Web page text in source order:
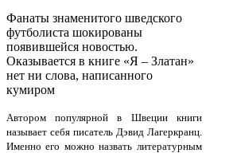
Фанаты знаменитого шведского
футболиста шокированы
появившейся новостью.
Оказывается в книге «Я – Златан»
нет ни слова, написанного
кумиром
Автором популярной в Швеции книги
называет себя писатель Дэвид Лагеркранц.
Именно его можно назвать литературным